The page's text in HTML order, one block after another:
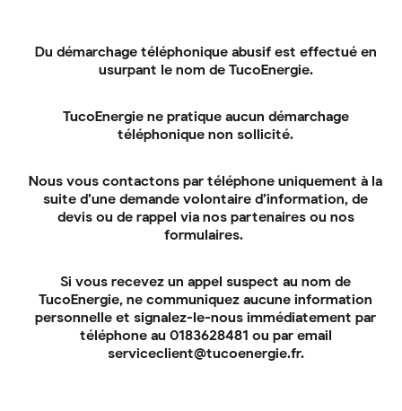
à votre chaudière à fioul ;
Idéal si votre logement est situé proche des forêts
d’une facture annuelle de chauffage d’une maison qui
consomme 1 500 litres de fioul par an est d’environ
2 300 €. En installant une chaudière à bûches, son
montant ne devrait plus atteindre qu’environ 675 €
La chaudière à granulés
Elle offre le même confort d’utilisation qu’une
chaudière au fioul. Les granulés sont stockés dans
Du démarchage téléphonique abusif est effectué en
usurpant le nom de TucoEnergie.
TucoEnergie ne pratique aucun démarchage
téléphonique non sollicité.
Nous vous contactons par téléphone uniquement à la
suite d’une demande volontaire d’information, de
devis ou de rappel via nos partenaires ou nos
formulaires.
Si vous recevez un appel suspect au nom de
TucoEnergie, ne communiquez aucune information
personnelle et signalez-le-nous immédiatement par
téléphone au 0183628481 ou par email
serviceclient@tucoenergie.fr.